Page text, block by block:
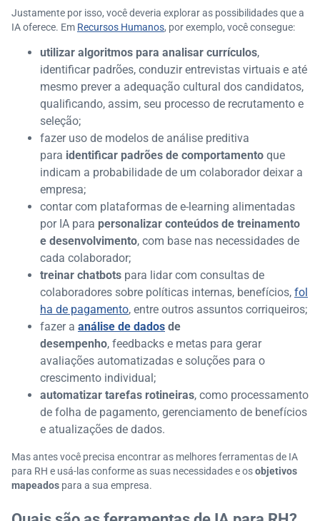
Justamente por isso, você deveria explorar as possibilidades que a
IA oferece. Em Recursos Humanos, por exemplo, você consegue:
utilizar algoritmos para analisar currículos,
identificar padrões, conduzir entrevistas virtuais e até
mesmo prever a adequação cultural dos candidatos,
qualificando, assim, seu processo de recrutamento e
seleção;
fazer uso de modelos de análise preditiva
para identificar padrões de comportamento que
indicam a probabilidade de um colaborador deixar a
empresa;
contar com plataformas de e-learning alimentadas
por IA para personalizar conteúdos de treinamento
e desenvolvimento, com base nas necessidades de
cada colaborador;
treinar chatbots para lidar com consultas de
colaboradores sobre políticas internas, benefícios, fol
ha de pagamento, entre outros assuntos corriqueiros;
fazer a análise de dados de
desempenho, feedbacks e metas para gerar
avaliações automatizadas e soluções para o
crescimento individual;
automatizar tarefas rotineiras, como processamento
de folha de pagamento, gerenciamento de benefícios
e atualizações de dados.
Mas antes você precisa encontrar as melhores ferramentas de IA
para RH e usá-las conforme as suas necessidades e osobjetivos
mapeados para a sua empresa.